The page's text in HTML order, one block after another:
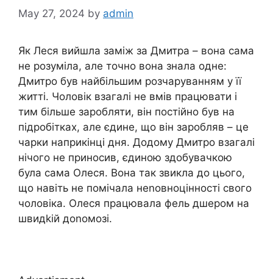
May 27, 2024 by admin
Як Леся вийшла заміж за Дмитра – вона сама
не розуміла, але точно вона знала одне:
Дмитро був найбільшим розчаpуванням у її
житті. Чоловік взагалі не вмів працювати і
тим більше заpобляти, він постійно був на
підробітках, але єдине, що він заpобляв – це
чаpки наприкінці дня. Додому Дмитро взагалі
нічого не приносив, єдиною здобувачкою
була сама Олеся. Вона так звикла до цього,
що навіть не помічала неnовноцінності свого
чоловіка. Олеся працювала фель дшером на
швидkій доnомозі.